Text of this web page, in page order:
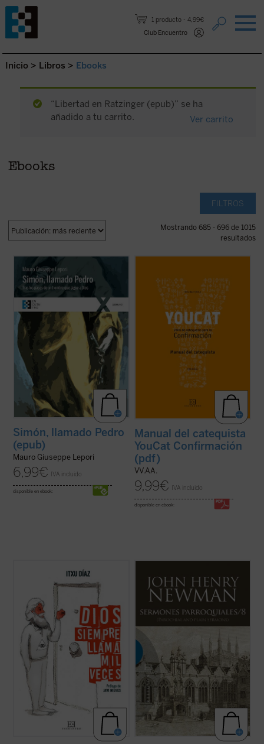
1 producto
4,99€
Club Encuentro
Saltar al contenido.
Inicio > Libros > Ebooks
“Libertad en Ratzinger (epub)” se ha
añadido a tu carrito.
Ver carrito
Ebooks
FILTROS
Mostrando 685 - 696 de 1015
resultados
tener toda su vida bajo control. Su casa, su
familia, la pesca: era fácil gestionar su
pequeño mundo. (...) Ahora, en cambio,
de personas de toda raza y lengua ...(ver
ficha)
Simón, llamado Pedro
(epub)
Mauro Giuseppe Lepori
6,99€ IVA incluido
disponible en ebook:
Confirmación.
En él encontrarás un buen programa de
entrenamiento, muchos consejos para una
vida emocionante con Dios, pero ante todo,
encuentras referencias a dos ...(ver ficha)
Manual del catequista
YouCat Confirmación
(pdf)
VV.AA.
9,99€ IVA incluido
disponible en ebook:
¿Qué tienen en común John Wayne, Juan
The Blues Brothers
Amy MacDonald, los cristianos
martirizados en la guerra siria y el
guionista de
El humorista y periodista Itxu Díaz realiza
una ...
(ver ficha)
textos reunidos en este último volumen de
Sermones parroquiales
no formaron
parte de la primera edición de 1842, previa
a la conversión de Newman al catolicismo,